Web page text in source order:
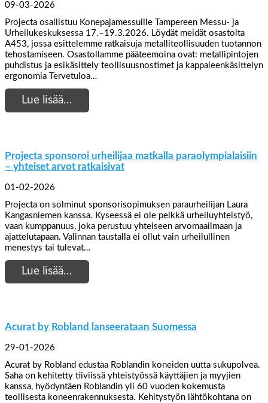
09-03-2026
Projecta osallistuu Konepajamessuille Tampereen Messu- ja
Urheilukeskuksessa 17.–19.3.2026. Löydät meidät osastolta
A453, jossa esittelemme ratkaisuja metalliteollisuuden tuotannon
tehostamiseen. Osastollamme pääteemoina ovat: metallipintojen
puhdistus ja esikäsittely teollisuusnostimet ja kappaleenkäsittelyn
ergonomia Tervetuloa…
Lue lisää…
Projecta sponsoroi urheilijaa matkalla paraolympialaisiin
– yhteiset arvot ratkaisivat
01-02-2026
Projecta on solminut sponsorisopimuksen paraurheilijan Laura
Kangasniemen kanssa. Kyseessä ei ole pelkkä urheiluyhteistyö,
vaan kumppanuus, joka perustuu yhteiseen arvomaailmaan ja
ajattelutapaan. Valinnan taustalla ei ollut vain urheilullinen
menestys tai tulevat…
Lue lisää…
Acurat by Robland lanseerataan Suomessa
29-01-2026
Acurat by Robland edustaa Roblandin koneiden uutta sukupolvea.
Saha on kehitetty tiiviissä yhteistyössä käyttäjien ja myyjien
kanssa, hyödyntäen Roblandin yli 60 vuoden kokemusta
teollisesta koneenrakennuksesta. Kehitystyön lähtökohtana on